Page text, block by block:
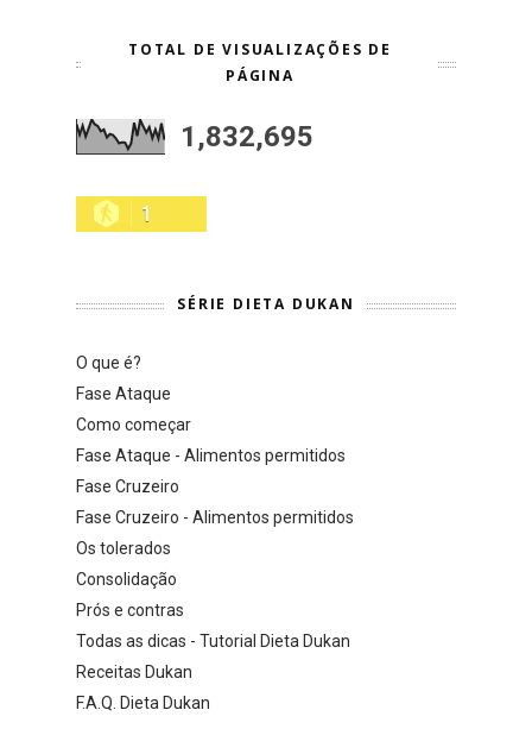
TOTAL DE VISUALIZAÇÕES DE
PÁGINA
1,832,695
1
SÉRIE DIETA DUKAN
O que é?
Fase Ataque
Como começar
Fase Ataque - Alimentos permitidos
Fase Cruzeiro
Fase Cruzeiro - Alimentos permitidos
Os tolerados
Consolidação
Prós e contras
Todas as dicas - Tutorial Dieta Dukan
Receitas Dukan
F.A.Q. Dieta Dukan